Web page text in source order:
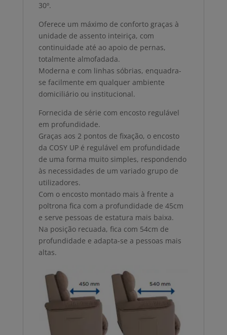
30º.
Oferece um máximo de conforto graças à
unidade de assento inteiriça, com
continuidade até ao apoio de pernas,
totalmente almofadada.
Moderna e com linhas sóbrias, enquadra-
se facilmente em qualquer ambiente
domiciliário ou institucional.
Fornecida de série com encosto regulável
em profundidade.
Graças aos 2 pontos de fixação, o encosto
da COSY UP é regulável em profundidade
de uma forma muito simples, respondendo
às necessidades de um variado grupo de
utilizadores.
Com o encosto montado mais à frente a
poltrona fica com a profundidade de 45cm
e serve pessoas de estatura mais baixa.
Na posição recuada, fica com 54cm de
profundidade e adapta-se a pessoas mais
altas.